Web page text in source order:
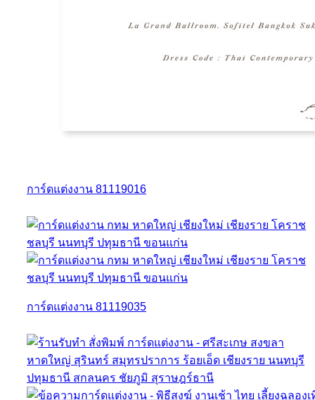
การ์ดแต่งงาน 81119016
การ์ดแต่งงาน 81119035